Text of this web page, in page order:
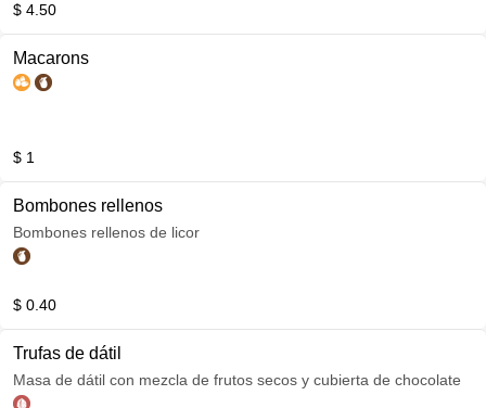
$ 4.50
Macarons
$ 1
Bombones rellenos
Bombones rellenos de licor
$ 0.40
Trufas de dátil
Masa de dátil con mezcla de frutos secos y cubierta de chocolate